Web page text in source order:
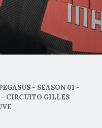
- SEASON 01 -
- CIRCUITO GILLES